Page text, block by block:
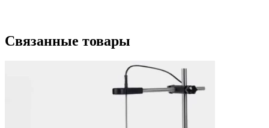
Связанные товары